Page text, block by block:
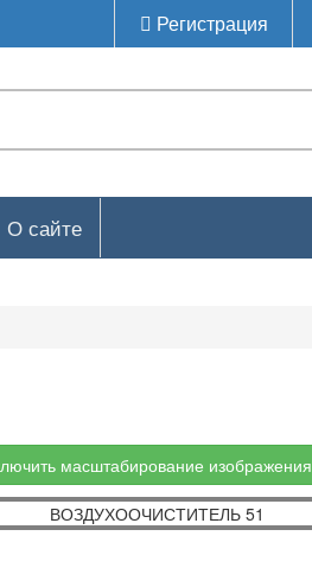
Регистрация
О сайте
масштабирование изображения